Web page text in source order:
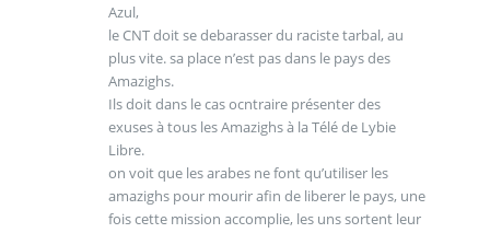
Azul,
le CNT doit se debarasser du raciste tarbal, au
plus vite. sa place n’est pas dans le pays des
Amazighs.
Ils doit dans le cas ocntraire présenter des
exuses à tous les Amazighs à la Télé de Lybie
Libre.
on voit que les arabes ne font qu’utiliser les
amazighs pour mourir afin de liberer le pays, une
fois cette mission accomplie, les uns sortent leur